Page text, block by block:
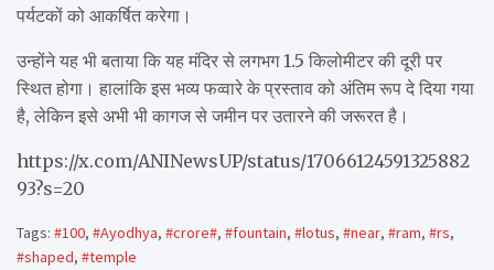
पर्यटकों को आकर्षित करेगा।
उन्होंने यह भी बताया कि यह मंदिर से लगभग 1.5 किलोमीटर की दूरी पर
स्थित होगा। हालांकि इस भव्य फव्वारे के प्रस्ताव को अंतिम रूप दे दिया गया
है, लेकिन इसे अभी भी कागज से जमीन पर उतारने की जरूरत है।
https://x.com/ANINewsUP/status/17066124591325882
93?s=20
Tags: #100, #Ayodhya, #crore#, #fountain, #lotus, #near, #ram, #rs,
#shaped, #temple